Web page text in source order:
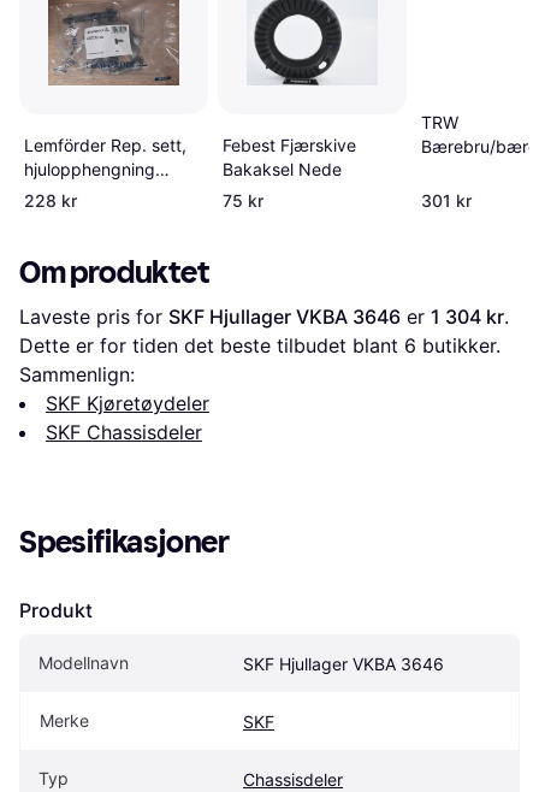
Lemförder Rep. sett,
hjulopphengning
42172 01
228 kr
Febest Fjærskive
Bakaksel Nede
75 kr
TRW
Bærebru/
301 kr
Om produktet
Laveste pris for SKF Hjullager VKBA 3646 er 1 304 kr.
Dette er for tiden det beste tilbudet blant 6 butikker.
Sammenlign:
SKF Kjøretøydeler
SKF Chassisdeler
Spesifikasjoner
Produkt
Modellnavn SKF Hjullager VKBA 3646
Merke SKF
Typ Chassisdeler